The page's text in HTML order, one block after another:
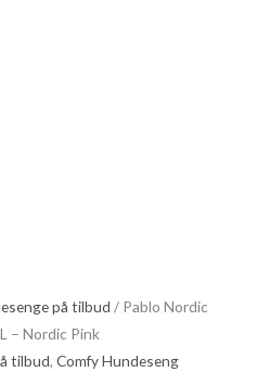
på tilbud / Pablo Nordic
– Nordic Pink
tilbud, Comfy Hundeseng